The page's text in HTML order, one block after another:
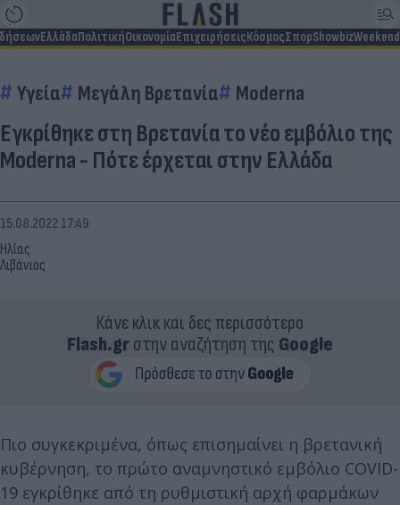
ΕλλάδαΠολιτικήΟικονομίαΕπιχειρήσειςΚόσμοςΣπορShowbizWeekend
Υγεία Μεγάλη Βρετανία Moderna
Εγκρίθηκε στη Βρετανία το νέο εμβόλιο της
Moderna - Πότε έρχεται στην Ελλάδα
Ηλίας
Λιβάνιος
15.08.2022 17:49
Κάνε κλικ και δες περισσότερο
Flash.grστην αναζήτηση της Google
Πιο συγκεκριμένα, όπως επισημαίνει η βρετανική
κυβέρνηση, το πρώτο αναμνηστικό εμβόλιο COVID-
19 εγκρίθηκε από τη ρυθμιστική αρχή φαρμάκων